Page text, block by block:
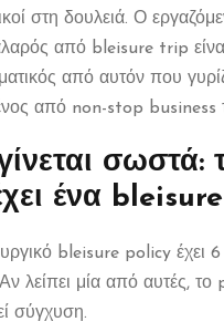
στη δουλειά. Ο
από bleisure trip
από αυτόν που
από non-stop business
σωστά:
ένα
bleisure policy έχει 6
λείπει μία από αυτές, το
σύγχυση.